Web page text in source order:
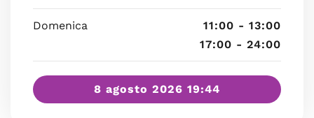
Domenica
11:00 - 13:00
17:00 - 24:00
8 agosto 2026 19:44